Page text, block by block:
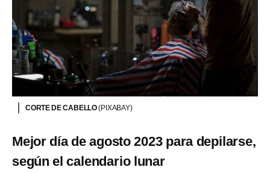
CORTE DE CABELLO(PIXABAY)
Mejor día de agosto 2023 para depilarse,
según el calendario lunar